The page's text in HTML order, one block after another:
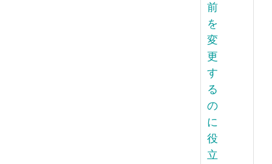
前
を
変
更
す
る
の
に
役
立